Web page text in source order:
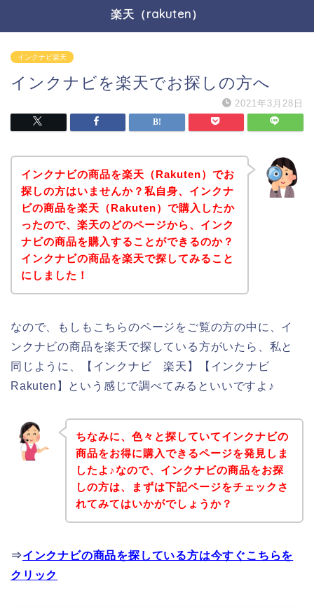
楽天（rakuten）
インクナビ楽天
インクナビを楽天でお探しの方へ
2021年3月28日
インクナビの商品を楽天（Rakuten）でお
探しの方はいませんか？私自身、インクナ
ビの商品を楽天（Rakuten）で購入したか
ったので、楽天のどのページから、インク
ナビの商品を購入することができるのか？
インクナビの商品を楽天で探してみること
にしました！
なので、もしもこちらのページをご覧の方の中に、イ
ンクナビの商品を楽天で探している方がいたら、私と
同じように、【インクナビ 楽天】【インクナビ
Rakuten】という感じで調べてみるといいですよ♪
ちなみに、色々と探していてインクナビの
商品をお得に購入できるページを発見しま
したよ♪なので、インクナビの商品をお探
しの方は、まずは下記ページをチェックさ
れてみてはいかがでしょうか？
⇒インクナビの商品を探している方は今すぐこちらを
クリック